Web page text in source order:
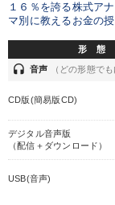
１６％を誇る株式ア
マ別に教えるお金の
形 態
headset 音声 （どの形態で
CD版(簡易版CD)
デジタル音声版
（配信＋ダウンロード）
USB(音声)